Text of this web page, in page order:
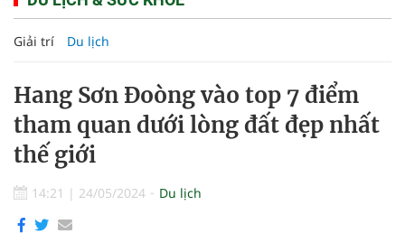
Giải trí Du lịch
Hang Sơn Đoòng vào top 7 điểm
tham quan dưới lòng đất đẹp nhất
thế giới
14:21 | 24/05/2024 Du lịch